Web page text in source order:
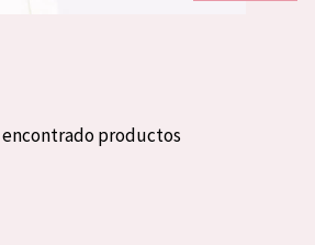
encontrado productos